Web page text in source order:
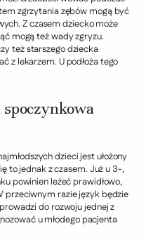
zgrzytania zębów mogą być
Z czasem dziecko może
mogą też wady zgryzu.
też starszego dziecka
z lekarzem. U podłoża tego
spoczynkowa
dzieci jest ułożony
to jednak z czasem. Już u 3-,
powinien leżeć prawidłowo,
przeciwnym razie język będzie
do rozwoju jednej z
u młodego pacjenta